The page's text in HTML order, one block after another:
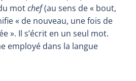
motchef(au sens de « bout,
« de nouveau, une fois de
». Il s’écrit en un seul mot.
employé dans la langue